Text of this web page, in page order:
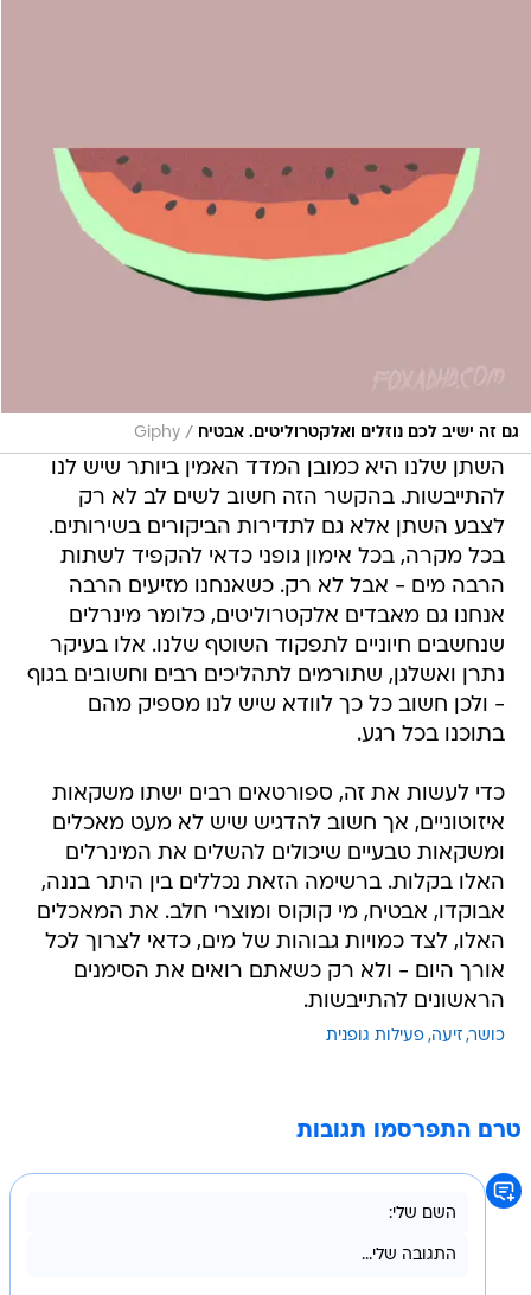
גם זה ישיב לכם נוזלים ואלקטרוליטים. אבטיח /
Giphy
השתן שלנו היא כמובן המדד האמין ביותר שיש לנו
להתייבשות. בהקשר הזה חשוב לשים לב לא רק
לצבע השתן אלא גם לתדירות הביקורים בשירותים.
בכל מקרה, בכל אימון גופני כדאי להקפיד לשתות
הרבה מים - אבל לא רק. כשאנחנו מזיעים הרבה
אנחנו גם מאבדים אלקטרוליטים, כלומר מינרלים
שנחשבים חיוניים לתפקוד השוטף שלנו. אלו בעיקר
נתרן ואשלגן, שתורמים לתהליכים רבים וחשובים בגוף
- ולכן חשוב כל כך לוודא שיש לנו מספיק מהם
בתוכנו בכל רגע.
כדי לעשות את זה, ספורטאים רבים ישתו משקאות
איזוטוניים, אך חשוב להדגיש שיש לא מעט מאכלים
ומשקאות טבעיים שיכולים להשלים את המינרלים
האלו בקלות. ברשימה הזאת נכללים בין היתר בננה,
אבוקדו, אבטיח, מי קוקוס ומוצרי חלב. את המאכלים
האלו, לצד כמויות גבוהות של מים, כדאי לצרוך לכל
אורך היום - ולא רק כשאתם רואים את הסימנים
הראשונים להתייבשות.
כושר זיעה פעילות גופנית
טרם התפרסמו תגובות